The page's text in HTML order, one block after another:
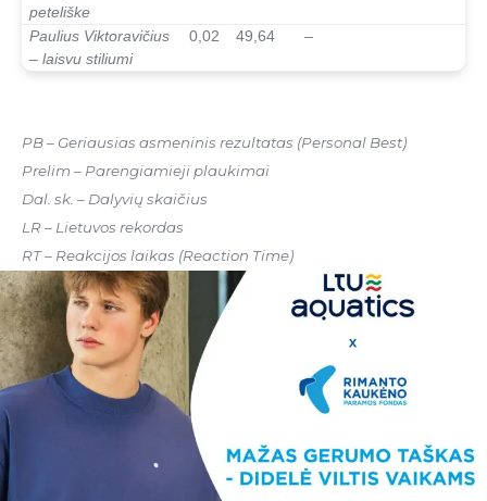
peteliške
Paulius Viktoravičius
– laisvu stiliumi
0,02 49,64 –
PB – Geriausias asmeninis rezultatas (Personal Best)
Prelim – Parengiamieji plaukimai
Dal. sk. – Dalyvių skaičius
LR – Lietuvos rekordas
RT – Reakcijos laikas (Reaction Time)